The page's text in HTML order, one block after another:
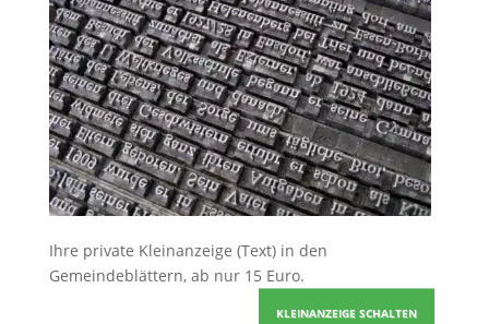
Ihre private Kleinanzeige (Text) in den
Gemeindeblättern, ab nur 15 Euro.
KLEINANZEIGE SCHALTEN